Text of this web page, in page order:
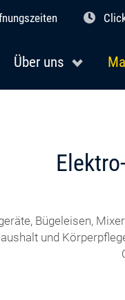
Über uns
Bügeleisen,
und